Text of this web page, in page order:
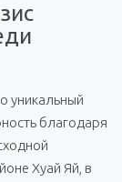
уникальный
благодаря
Хуай Яй, в